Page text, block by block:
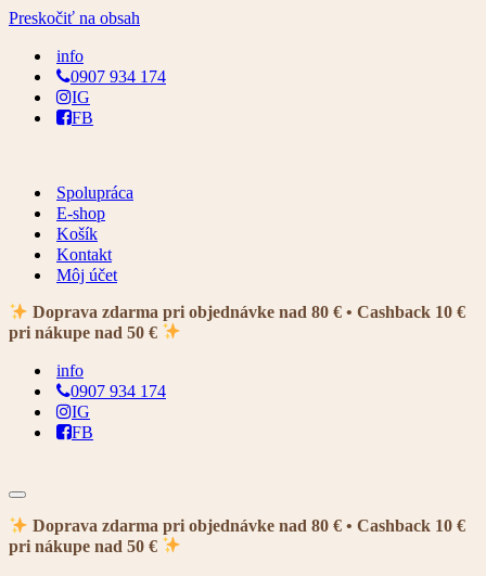
Preskočiť na obsah
info
0907 934 174
IG
FB
Spolupráca
E-shop
Košík
Kontakt
Môj účet
Doprava zdarma pri objednávke nad 80 € • Cashback 10 €
pri nákupe nad 50 €
info
0907 934 174
IG
FB
Menu
navigácie
Doprava zdarma pri objednávke nad 80 € • Cashback 10 €
pri nákupe nad 50 €